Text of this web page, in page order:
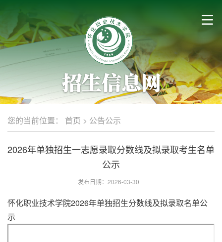
您的当前位置： 首页 > 公告公示
2026年单独招生一志愿录取分数线及拟录取考生名单
公示
发布日期：2026-03-30
怀化职业技术学院2026年单独招生分数线及拟录取名单公
示